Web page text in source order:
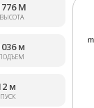
М
ВЫСОТА
м
м
m